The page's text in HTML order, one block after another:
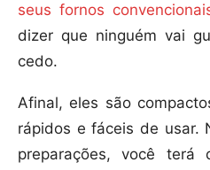
seus fornos
dizer que ninguém vai
cedo.
Afinal, eles são
rápidos e fáceis de usar.
preparações, você